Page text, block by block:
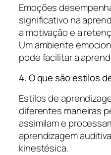
Emoções
significativo na
a motivação e a
Um ambiente
pode facilitar a
4. O que são estilos
Estilos de
diferentes maneiras
assimilam e
aprendizagem
kinestésica.